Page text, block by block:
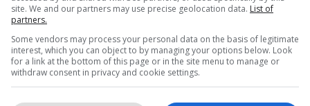
të përhershëm të UNDP-së për Evropë
Marina Valter, duke folur për tërmetet e para pak
Siri, por edhe në Shqipëri, Kroaci, Uzbekistan,
në gjithë rajonin, tha se ata na kujtojnë se sa
të investohet në rezistencë urbane dhe në luftën
site. We and our partners may use precise geolocation data. List of
partners.
Some vendors may process your personal data on the basis of legitimate
interest, which you can object to by managing your options below. Look
for a link at the bottom of this page or in the site menu to manage or
withdraw consent in privacy and cookie settings.